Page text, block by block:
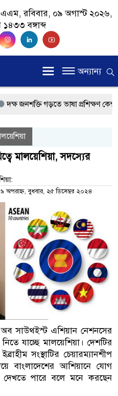
এএম, রবিবার, ০৯ অগাস্ট ২০২৬,
১৪৩৩ বঙ্গাব্দ
অন্যান্য
জনশক্তি গড়তে ভাষা প্রশিক্ষণ কেন্দ্র
কল্যাণমন্ত্রী সিলেটের আরিফুল হক
কর্মী পাঠাতে রিক্রুটিং
মালয়েশিয়া বিমানবন্দরে ভুয়া ভিসায়
মালয়েশিয়ায় নথি জালিয়াতির অভিযোগে ৫
কুয়ালালামপুরে বিশেষ অভিযানে
নির্বাচন হবে বলে মনে হচ্ছে
নির্বাচনে প্রবাসীদের ভোটাধিকার
ড. মুহাম্মদ ইউনূসকে লাল
মালয়েশিয়া, সদস্যের
বুধবার, ২৫ ডিসেম্বর ২০২৪
সাউথইস্ট এশিয়ান নেশনসের
যাচ্ছে মালয়েশিয়া। দেশটির
সংস্থাটির চেয়ারম্যানশীপ
বাংলাদেশের আশিয়ানে যোগ
পারে বলে মনে করছেন